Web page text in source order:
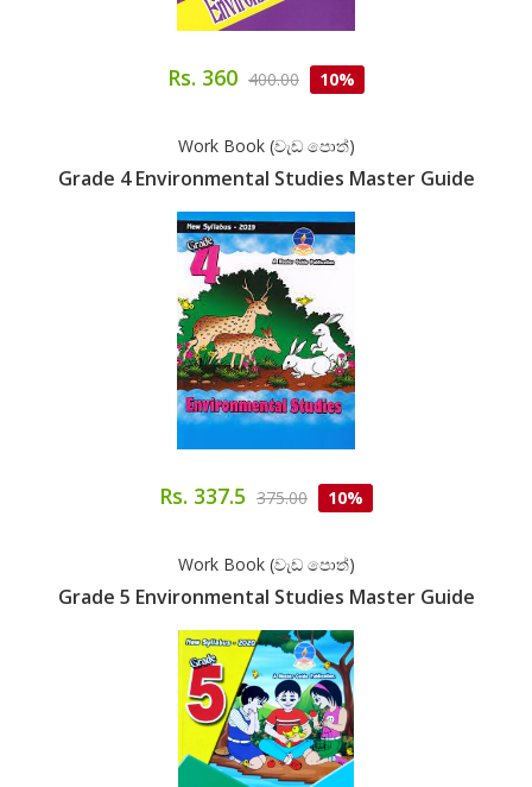
Rs. 360 400.00 10%
Work Book (වැඩ පොත්)
Grade 4 Environmental Studies Master Guide
Rs. 337.5 375.00 10%
Work Book (වැඩ පොත්)
Grade 5 Environmental Studies Master Guide